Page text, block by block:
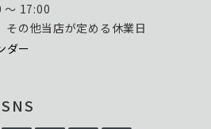
17:00
の他当店が定める休業日
ダー